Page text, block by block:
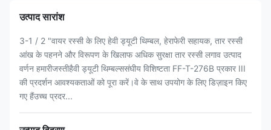
उत्पाद सारांश
3-1 / 2 "वायर रस्सी के लिए हेवी ड्यूटी थिम्बल, हेराफेरी सहायक, तार रस्सी
आंख के पहनने और विरूपण के खिलाफ अधिक सुरक्षा तार रस्सी लगाव उत्पाद
वर्णन हमारीजस्तीहैवी ड्यूटी थिम्बल्ससंघीय विशिष्टता FF-T-276B प्रकार III
की प्रदर्शन आवश्यकताओं को पूरा करें।वे के साथ उपयोग के लिए डिज़ाइन किए
गए हैंउच्च प्रदर...